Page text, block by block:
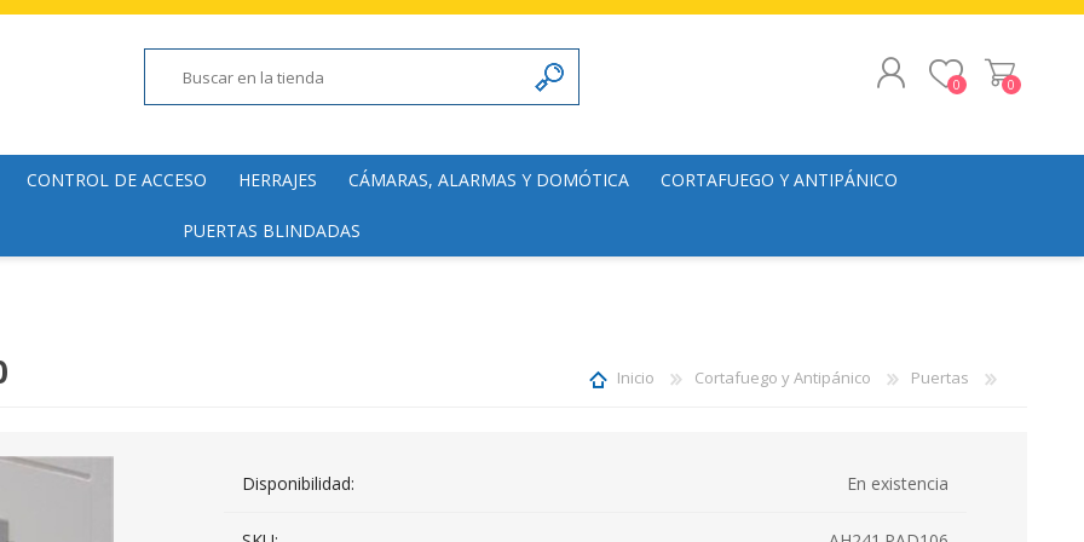
REGISTRO
0 0
CONTROL DE ACCESO
Lectoras
HERRAJES
Manillas y Pomos
CÁMARAS, ALARMAS Y DOMÓTICA
Cámaras de fácil instalación
CORTAFUEGO Y ANTIPÁNICO
Puertas
PUERTAS BLINDADAS
Inicio Cortafuego y Antipánico Puertas
Disponibilidad: En existencia